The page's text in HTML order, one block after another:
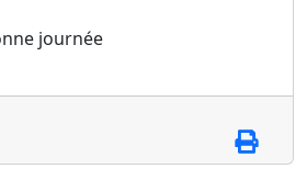
journée